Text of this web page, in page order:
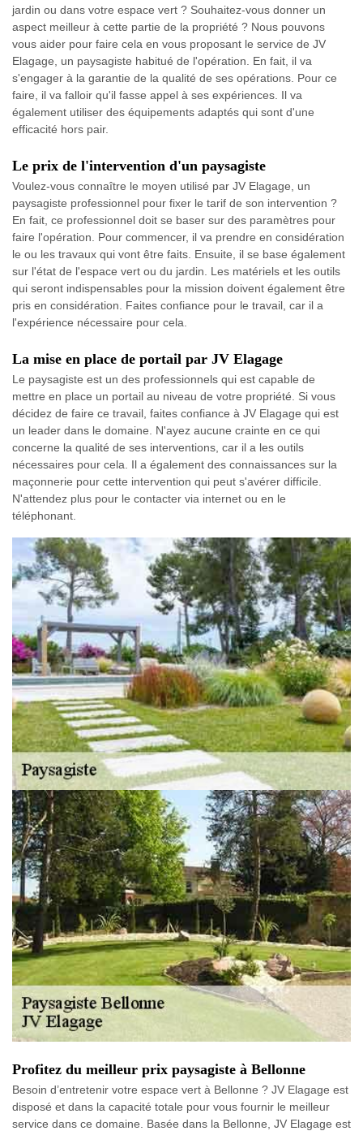
jardin ou dans votre espace vert ? Souhaitez-vous donner un
aspect meilleur à cette partie de la propriété ? Nous pouvons
vous aider pour faire cela en vous proposant le service de JV
Elagage, un paysagiste habitué de l'opération. En fait, il va
s'engager à la garantie de la qualité de ses opérations. Pour ce
faire, il va falloir qu'il fasse appel à ses expériences. Il va
également utiliser des équipements adaptés qui sont d'une
efficacité hors pair.
Le prix de l'intervention d'un paysagiste
Voulez-vous connaître le moyen utilisé par JV Elagage, un
paysagiste professionnel pour fixer le tarif de son intervention ?
En fait, ce professionnel doit se baser sur des paramètres pour
faire l'opération. Pour commencer, il va prendre en considération
le ou les travaux qui vont être faits. Ensuite, il se base également
sur l'état de l'espace vert ou du jardin. Les matériels et les outils
qui seront indispensables pour la mission doivent également être
pris en considération. Faites confiance pour le travail, car il a
l'expérience nécessaire pour cela.
La mise en place de portail par JV Elagage
Le paysagiste est un des professionnels qui est capable de
mettre en place un portail au niveau de votre propriété. Si vous
décidez de faire ce travail, faites confiance à JV Elagage qui est
un leader dans le domaine. N'ayez aucune crainte en ce qui
concerne la qualité de ses interventions, car il a les outils
nécessaires pour cela. Il a également des connaissances sur la
maçonnerie pour cette intervention qui peut s'avérer difficile.
N'attendez plus pour le contacter via internet ou en le
téléphonant.
Profitez du meilleur prix paysagiste à Bellonne
Besoin d’entretenir votre espace vert à Bellonne ? JV Elagage est
disposé et dans la capacité totale pour vous fournir le meilleur
service dans ce domaine. Basée dans la Bellonne, JV Elagage est